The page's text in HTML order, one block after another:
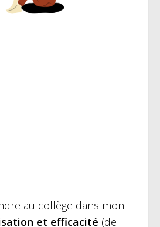
au collège dans mon
et efficacité (de